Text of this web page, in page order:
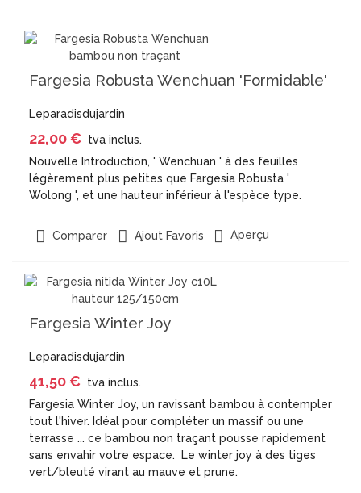
Fargesia Robusta Wenchuan 'Formidable'
Leparadisdujardin
22,00 € tva inclus.
Nouvelle Introduction, ' Wenchuan ' à des feuilles
légèrement plus petites que Fargesia Robusta '
Wolong ', et une hauteur inférieur à l'espèce type.
Comparer Ajout Favoris Aperçu
Fargesia Winter Joy
Leparadisdujardin
41,50 € tva inclus.
Fargesia Winter Joy, un ravissant bambou à contempler
tout l'hiver. Idéal pour compléter un massif ou une
terrasse ... ce bambou non traçant pousse rapidement
sans envahir votre espace. Le winter joy à des tiges
vert/bleuté virant au mauve et prune.